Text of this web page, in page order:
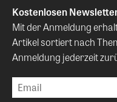
Kostenlosen
Mit der Anmeldung
Artikel sortiert nach
Anmeldung jederzeit